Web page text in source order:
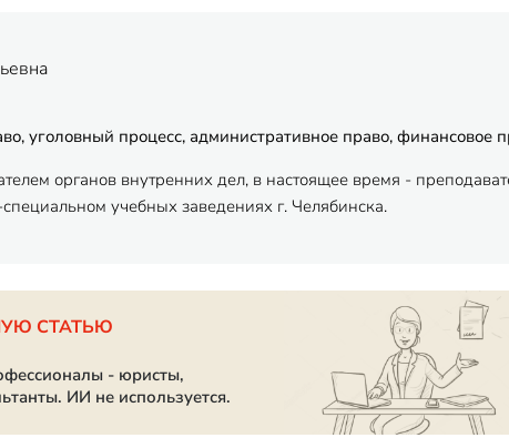
уголовный процесс, административное право, финансовое
органов внутренних дел, в настоящее время -
учебных заведениях г. Челябинска.
СТАТЬЮ
- юристы,
ИИ не используется.